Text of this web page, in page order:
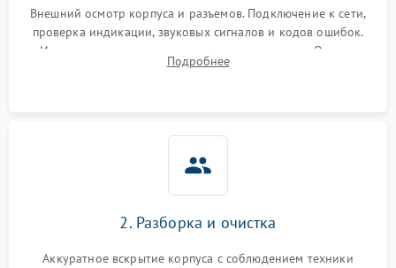
Внешний осмотр корпуса и разъемов. Подключение к сети,
проверка индикации, звуковых сигналов и кодов ошибок.
Измерение входного и выходного напряжения. Оценка
реакции ИБП на отключение основного питания без
Подробнее
2. Разборка и очистка
Аккуратное вскрытие корпуса с соблюдением техники